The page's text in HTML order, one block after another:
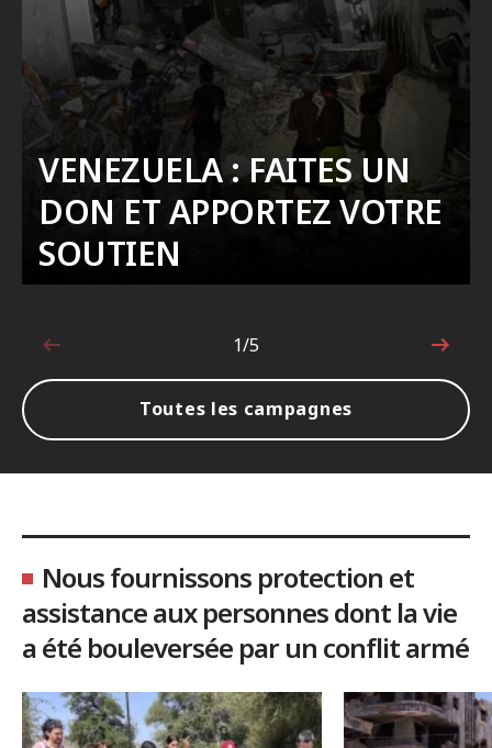
VENEZUELA : FAITES UN
DON ET APPORTEZ VOTRE
SOUTIEN
1sur5
1/5
Toutes les campagnes
Nous fournissons protection et
assistance aux personnes dont la vie
a été bouleversée par un conflit armé